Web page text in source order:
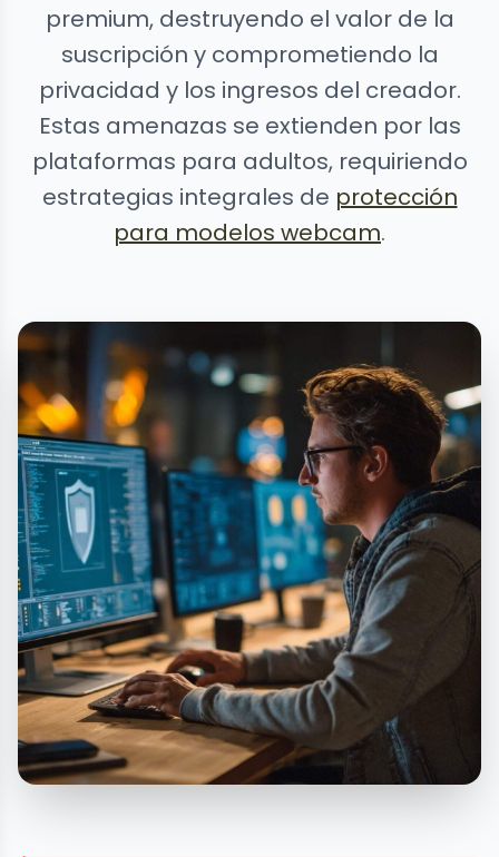
premium, destruyendo el valor de la
suscripción y comprometiendo la
privacidad y los ingresos del creador.
Estas amenazas se extienden por las
plataformas para adultos, requiriendo
estrategias integrales de protección
para modelos webcam.